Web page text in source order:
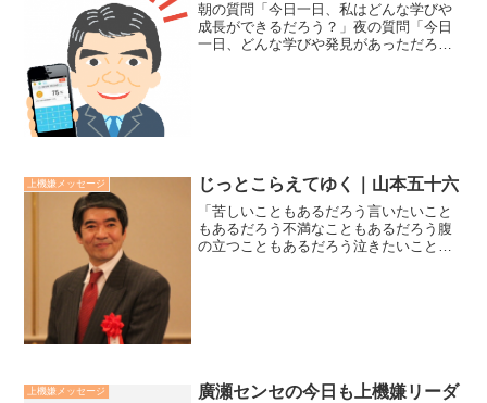
朝の質問「今日一日、私はどんな学びや
成長ができるだろう？」夜の質問「今日
一日、どんな学びや発見があっただろ
上機嫌メッセージ じっとこらえてゆく｜山本五十六
「苦しいこともあるだろう言いたいこと
もあるだろう不満なこともあるだろう腹
の立つこともあるだろう泣きたいことも
上機嫌メッセージ
廣瀬センセの今日も上機嫌リーダ